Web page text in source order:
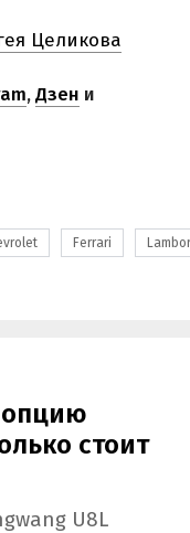
Целикова
,Дзен и
Ferrari
опцию
стоит
U8L